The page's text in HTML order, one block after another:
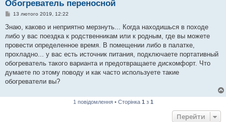
Обогреватель переносной
П
в
д
о
л
е
н
я
13 лютого 2019, 12:22
Знаю, каково и неприятно мерзнуть... Когда находишься в походе
либо у вас поездка к родственникам или к родным, где вы можете
провести определенное время. В помещении либо в палатке,
прохладно... у вас есть источник питания, подключаете портативный
обогреватель такого варианта и предотвращаете дискомфорт. Что
думаете по этому поводу и как часто используете такие
обогреватели вы?
1 повідомлення • Сторінка 1 з 1
Перейти